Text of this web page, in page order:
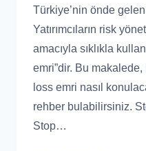
Türkiye’nin önde
Yatırımcıların risk
amacıyla sıklıkla
emri”dir. Bu
loss emri nasıl
rehber bulabilirsiniz.
Stop…